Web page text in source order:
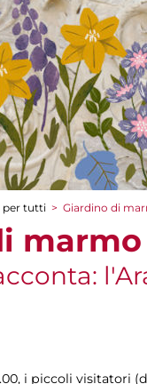
per tutti > Giardino di
marmo
i piccoli